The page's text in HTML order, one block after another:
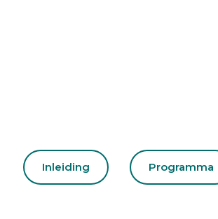
Inleiding Programma